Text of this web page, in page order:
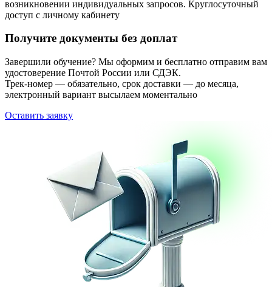
возникновении индивидуальных запросов. Круглосуточный
доступ с личному кабинету
Получите документы без доплат
Завершили обучение? Мы оформим и бесплатно отправим вам
удостоверение Почтой России или СДЭК.
Трек-номер — обязательно, срок доставки — до месяца,
электронный вариант высылаем моментально
Оставить заявку